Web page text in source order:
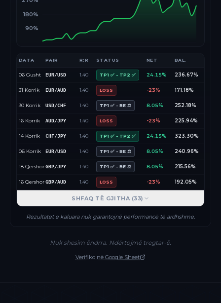
90%
180%
DATA PAIR R:R STATUS NET BAL.
06 Gusht EUR/USD 1.40 TP1 ✅ - TP2 ✅ 24.15% 236.67%
31 Korrik EUR/AUD 1.40 LOSS -23% 171.18%
30 Korrik USD/CHF 1.40 TP1 ✅ - BE ⚖️ 8.05% 252.18%
16 Korrik AUD/JPY 1.40 LOSS -23% 225.94%
14 Korrik CHF/JPY 1.40 TP1 ✅ - TP2 ✅ 24.15% 323.30%
06 Korrik EUR/USD 1.40 TP1 ✅ - BE ⚖️ 8.05% 240.96%
18 QershorGBP/JPY 1.40 TP1 ✅ - BE ⚖️ 8.05% 215.56%
16 QershorGBP/AUD 1.40 LOSS -23% 192.05%
SHFAQ TË GJITHA (33)
Rezultatet e kaluara nuk garantojnë performancë të ardhshme.
Nuk shesim ëndrra. Ndërtojmë tregtar-ë.
Verifiko në Google Sheet